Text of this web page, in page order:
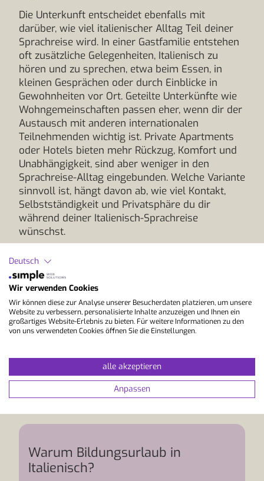
Die Unterkunft entscheidet ebenfalls mit
darüber, wie viel italienischer Alltag Teil deiner
Sprachreise wird. In einer Gastfamilie entstehen
oft zusätzliche Gelegenheiten, Italienisch zu
hören und zu sprechen, etwa beim Essen, in
kleinen Gesprächen oder durch Einblicke in
Gewohnheiten vor Ort. Geteilte Unterkünfte wie
Wohngemeinschaften passen eher, wenn dir der
Austausch mit anderen internationalen
Teilnehmenden wichtig ist. Private Apartments
oder Hotels bieten mehr Rückzug, Komfort und
Unabhängigkeit, sind aber weniger in den
Sprachreise-Alltag eingebunden. Welche Variante
sinnvoll ist, hängt davon ab, wie viel Kontakt,
Selbstständigkeit und Privatsphäre du dir
während deiner Italienisch-Sprachreise
wünschst.
Wenn du unsicher bist, ob eher ein Kursort in
Italien
Reiseziel, Schule, Kursform, Unterkunft, Dauer
und Budget in einer
eingeordnet werden, dass deine Italienisch-
Sprachreise fachlich sinnvoll ist und zu dem
Erlebnis passt, das du dir vor Ort wünschst.
Italienisch Bildungsurlaub
Sprachreise
Warum Bildungsurlaub in
Italienisch?
Deutsch
Wir verwenden Cookies
Wir können diese zur Analyse unserer Besucherdaten platzieren, um unsere
Website zu verbessern, personalisierte Inhalte anzuzeigen und Ihnen ein
großartiges Website-Erlebnis zu bieten. Für weitere Informationen zu den
von uns verwendeten Cookies öffnen Sie die Einstellungen.
alle akzeptieren
Anpassen